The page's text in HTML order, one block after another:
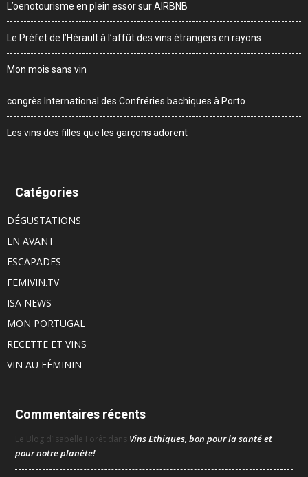
L’oenotourisme en plein essor sur AIRBNB
Le Préfet de l’Hérault à l’affût des vins étrangers en rayons
Mon mois sans vin
congrès International des Confréries bachiques à Porto
Les vins des filles que les garçons adorent
Catégories
DÉGUSTATIONS
EN AVANT
ESCAPADES
FEMIVIN.TV
ISA NEWS
MON PORTUGAL
RECETTE ET VINS
VIN AU FÉMININ
Commentaires récents
Le Blog d’Isabelle Forêt dans Vins Ethiques, bon pour la santé et
pour notre planète!